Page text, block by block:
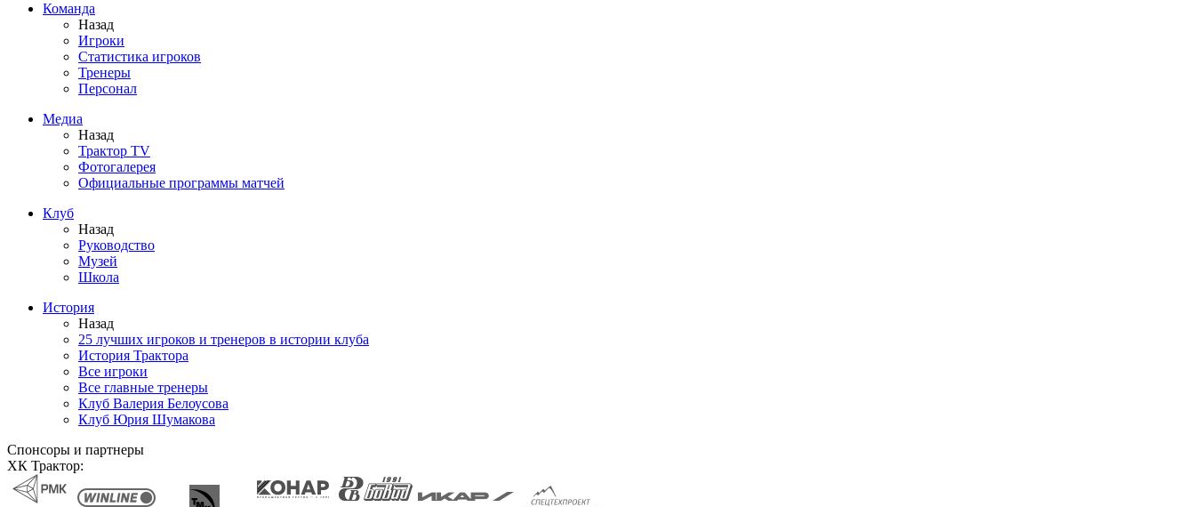
Команда
Назад
Игроки
Статистика игроков
Тренеры
Персонал
Медиа
Назад
Трактор TV
Фотогалерея
Официальные программы матчей
Клуб
Назад
Руководство
Музей
Школа
История
Назад
25 лучших игроков и тренеров в истории клуба
История Трактора
Все игроки
Все главные тренеры
Клуб Валерия Белоусова
Клуб Юрия Шумакова
Спонсоры и партнеры
ХК Трактор: